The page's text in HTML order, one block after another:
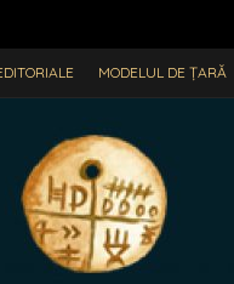
MODELUL DE ȚARĂ